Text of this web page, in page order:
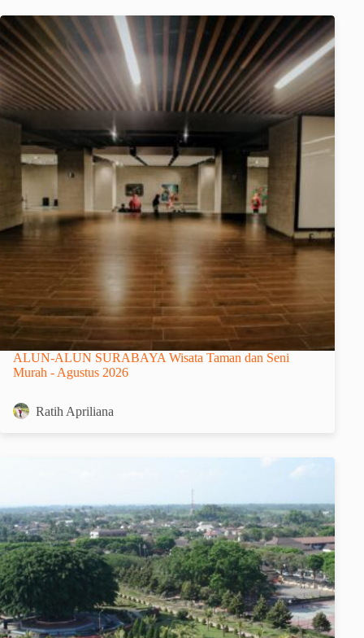
ALUN-ALUN SURABAYA Wisata Taman dan Seni
Murah - Agustus 2026
Ratih Apriliana